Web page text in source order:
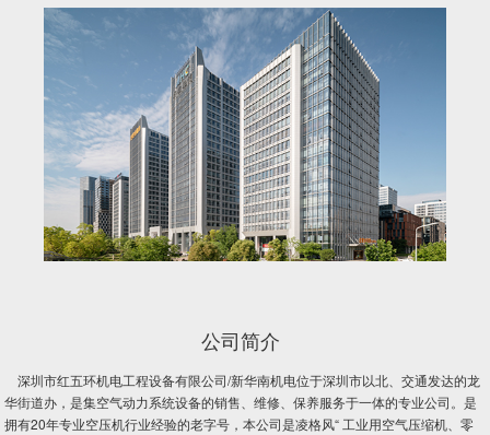
公司简介
​深圳市红五环机电工程设备有限公司/新华南机电位于深圳市以北、交通发达的龙
华街道办，是集空气动力系统设备的销售、维修、保养服务于一体的专业公司。是
拥有20年专业空压机行业经验的老字号，本公司是凌格风“ 工业用空气压缩机、零